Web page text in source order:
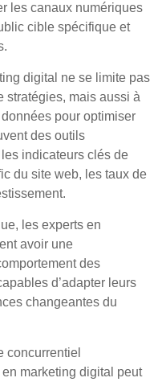
les canaux numériques
cible spécifique et
digital ne se limite pas
mais aussi à
données pour optimiser
des outils
indicateurs clés de
du site web, les taux de
les experts en
avoir une
des
d’adapter leurs
changeantes du
concurrentiel
en marketing digital peut